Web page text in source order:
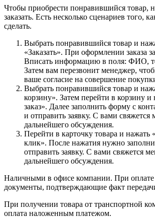
Чтобы приобрести понравившийся товар,
заказать. Есть несколько сценариев того,
сделать.
Выбрать понравившийся товар и
«Заказать». При оформлении заказа
Вписать информацию в поля: ФИО,
Затем вам перезвонит менеджер,
ваше согласие на совершение
Выбрать понравившийся товар и
корзину». Затем перейти в корзину
заказ». Далее заполнить форму с
и отправить заявку. С вами свяжется
дальнейшего обсуждения.
Перейти в карточку товара и нажать
клик». После нажатия нужно
отправить заявку. С вами свяжется
дальнейшего обсуждения.
Наличными в офисе компании. При оплате
документы, подтверждающие факт
При получении товара от транспортной
оплата наложенным платежом.